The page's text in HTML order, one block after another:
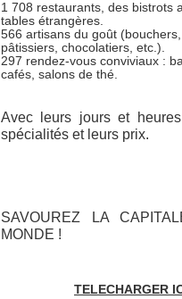
1 708 restaurants, des bistrots
tables étrangères.
566 artisans du goût
pâtissiers, chocolatiers, etc.).
297 rendez-vous conviviaux :
cafés, salons de thé.
Avec leurs jours et
spécialités et leurs prix.
SAVOUREZ LA
MONDE !
TELECHARGER